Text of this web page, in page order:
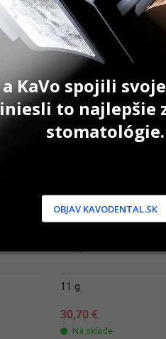
PRIDAŤ DO KOŠÍKA
11 g
30,70 €
Na sklade
KaVo spojili
to najlepšie
stomatológie.
OBJAV KAVODENTAL.SK